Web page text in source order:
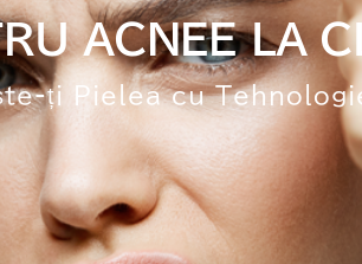
ACNEE LA
ți Pielea cu